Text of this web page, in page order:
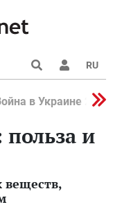
RU
в Украине 2022
и
веществ,